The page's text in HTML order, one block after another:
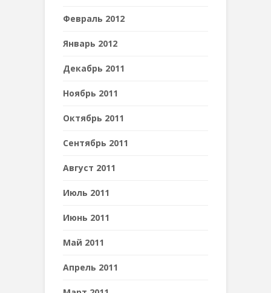
Февраль 2012
Январь 2012
Декабрь 2011
Ноябрь 2011
Октябрь 2011
Сентябрь 2011
Август 2011
Июль 2011
Июнь 2011
Май 2011
Апрель 2011